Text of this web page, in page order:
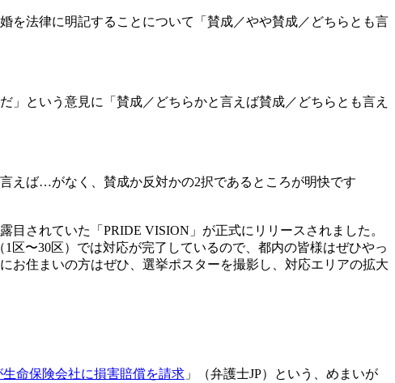
法律に明記することについて「賛成／やや賛成／どちらとも言
という意見に「賛成／どちらかと言えば賛成／どちらとも言え
えば…がなく、賛成か反対かの2択であるところが明快です
されていた「PRIDE VISION」が正式にリリースされました。
〜30区）では対応が完了しているので、都内の皆様はぜひやっ
お住まいの方はぜひ、選挙ポスターを撮影し、対応エリアの拡大
命保険会社に損害賠償を請求 」（弁護士JP）という、めまいが